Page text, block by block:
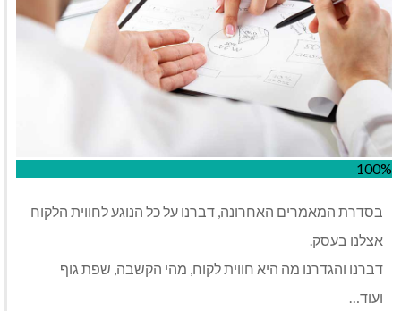
100%
בסדרת המאמרים האחרונה, דברנו על כל הנוגע לחווית הלקוח
אצלנו בעסק.
דברנו והגדרנו מה היא חווית לקוח, מהי הקשבה, שפת גוף
ועוד…